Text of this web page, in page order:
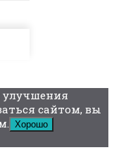
сайтом, вы
Хорошо